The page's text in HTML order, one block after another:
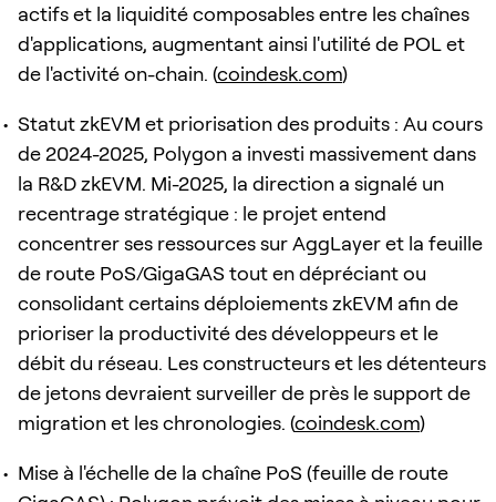
actifs et la liquidité composables entre les chaînes
d'applications, augmentant ainsi l'utilité de POL et
de l'activité on-chain. (coindesk.com)
Statut zkEVM et priorisation des produits : Au cours
de 2024-2025, Polygon a investi massivement dans
la R&D zkEVM. Mi-2025, la direction a signalé un
recentrage stratégique : le projet entend
concentrer ses ressources sur AggLayer et la feuille
de route PoS/GigaGAS tout en dépréciant ou
consolidant certains déploiements zkEVM afin de
prioriser la productivité des développeurs et le
débit du réseau. Les constructeurs et les détenteurs
de jetons devraient surveiller de près le support de
migration et les chronologies. (coindesk.com)
Mise à l'échelle de la chaîne PoS (feuille de route